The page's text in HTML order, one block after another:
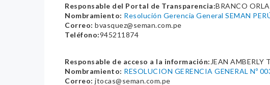
Responsable del Portal de Transparencia:BRANCO
Nombramiento: Resolución Gerencia General SEMAN
Correo: bvasquez@seman.com.pe
Teléfono:945211874
Responsable de acceso a la información: JEAN AMBERLY
Nombramiento: RESOLUCION GERENCIA GENERAL Nº
Correo: jtocas@seman.com.pe